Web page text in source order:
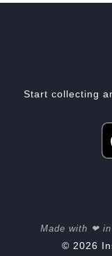
Start collecting
Made with ❤ in
© 2026